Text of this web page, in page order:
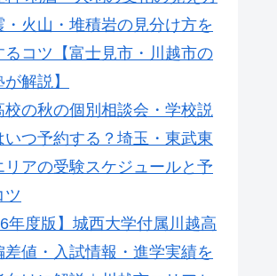
・火山・堆積岩の見分け方を
るコツ【富士見市・川越市の
解説】
校の秋の個別相談会・学校説
いつ予約する？埼玉・東武東
リアの受験スケジュールと予
ツ
年度版】城西大学付属川越高
差値・入試情報・進学実績を